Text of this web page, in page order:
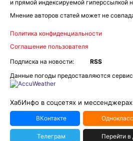
и прямой индексируемой гиперссылкой
Мнение авторов статей может не
Политика конфиденциальности
Соглашение пользователя
Подписка на новости:
RSS
Данные погоды предоставляются
ХабИнфо в соцсетях и
ВКонтакте
Телеграм Перейти в